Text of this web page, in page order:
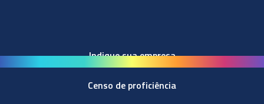
Indique sua empresa
Censo de proficiência